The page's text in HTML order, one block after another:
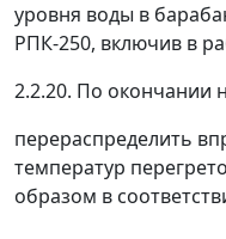
уровня воды в
РПК-250, включив в
2.2.20. По окончании
перераспределить
температур
образом в